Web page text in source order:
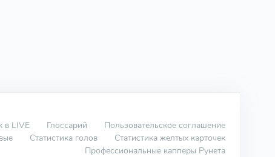
в LIVE Глоссарий
Пользовательское соглашение
Статистика голов
Статистика желтых карточек
Профессиональные капперы Рунета